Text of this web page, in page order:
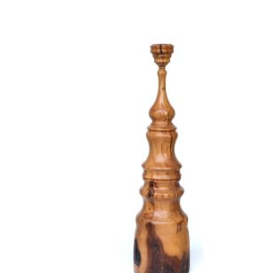
TOEVOEGEN AAN WINKELWAGEN
/